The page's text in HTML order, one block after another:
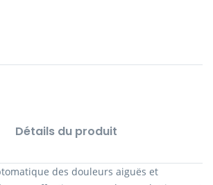
Détails du produit
des douleurs aiguës et